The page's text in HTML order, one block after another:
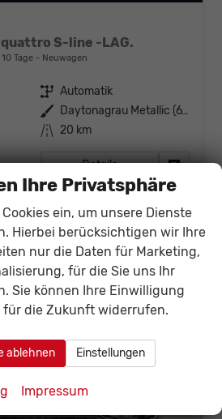
S-line -LAG.
10 Tage Neuwagen
Getriebe Automatik
Außenfarbe
Daytonagrau Metallic (6Y)
Kilometerstand 20 km
Details
g/km
Ihre Privatsphäre
ein, um unsere Dienste
Hierbei berücksichtigen wir Ihre
nur die Daten für Marketing,
für die Sie uns Ihr
Sie können Ihre Einwilligung
für die Zukunft widerrufen.
ablehnen Einstellungen
Impressum